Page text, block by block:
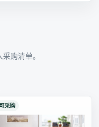
购清单。
采购